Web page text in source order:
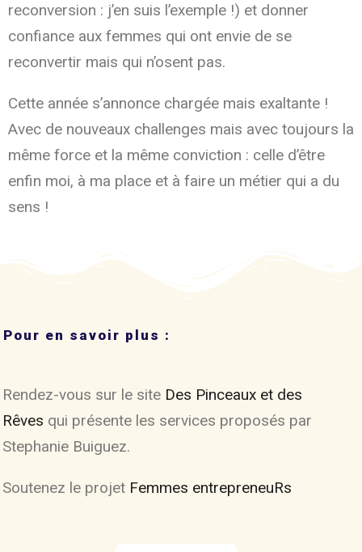
reconversion : j’en suis l’exemple !) et donner
confiance aux femmes qui ont envie de se
reconvertir mais qui n’osent pas.
Cette année s’annonce chargée mais exaltante !
Avec de nouveaux challenges mais avec toujours la
même force et la même conviction : celle d’être
enfin moi, à ma place et à faire un métier qui a du
sens !
Pour en savoir plus :
Rendez-vous sur le site Des Pinceaux et des
Rêves qui présente les services proposés par
Stephanie Buiguez.
Soutenez le projet Femmes entrepreneuRs